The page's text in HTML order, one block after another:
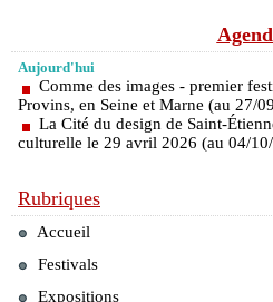
Aujourd'hui
Comme des images - premier
Provins, en Seine et Marne (au 27/
La Cité du design de Saint-
culturelle le 29 avril 2026 (au 04/
Rubriques
Accueil
Festivals
Expositions